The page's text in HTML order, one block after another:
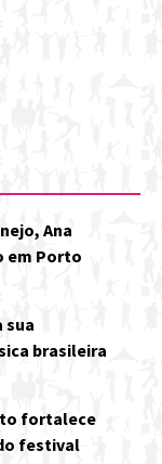
Ana
em Porto
sua
brasileira
fortalece
festival